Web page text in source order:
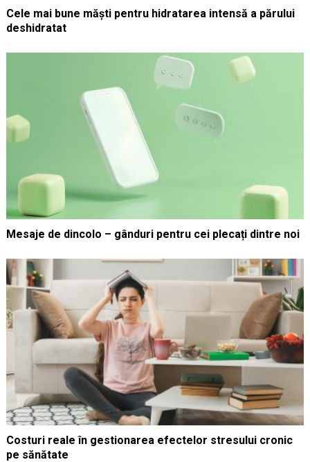
Cele mai bune măști pentru hidratarea intensă a părului
deshidratat
Mesaje de dincolo – gânduri pentru cei plecați dintre noi
Costuri reale în gestionarea efectelor stresului cronic
pe sănătate